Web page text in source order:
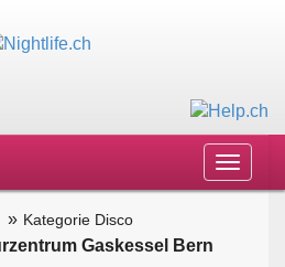
Toggle
Kategorie Disco
Gaskessel Bern